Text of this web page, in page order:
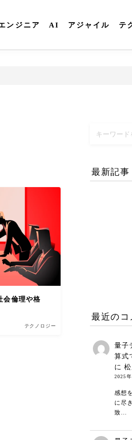
ンジニア AI アジャイル テ
会倫理や格
テクノロジー
最新記事
最近のコ
量子
算式
に
2025
感想
に尽
致…